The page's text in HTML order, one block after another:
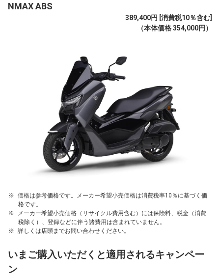
NMAX ABS
389,400円 [消費税10％含む]
（本体価格 354,000円）
価格は参考価格です。メーカー希望小売価格は消費税率10％に基づく価
格です。
メーカー希望小売価格（リサイクル費用含む）には保険料、税金（消費
税除く）、登録などに伴う諸費用は含まれていません。
詳しくは店頭までお問い合わせください。
いまご購入いただくと適用されるキャンペー
ン